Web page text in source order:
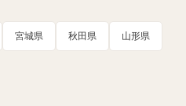
宮城県 秋田県 山形県